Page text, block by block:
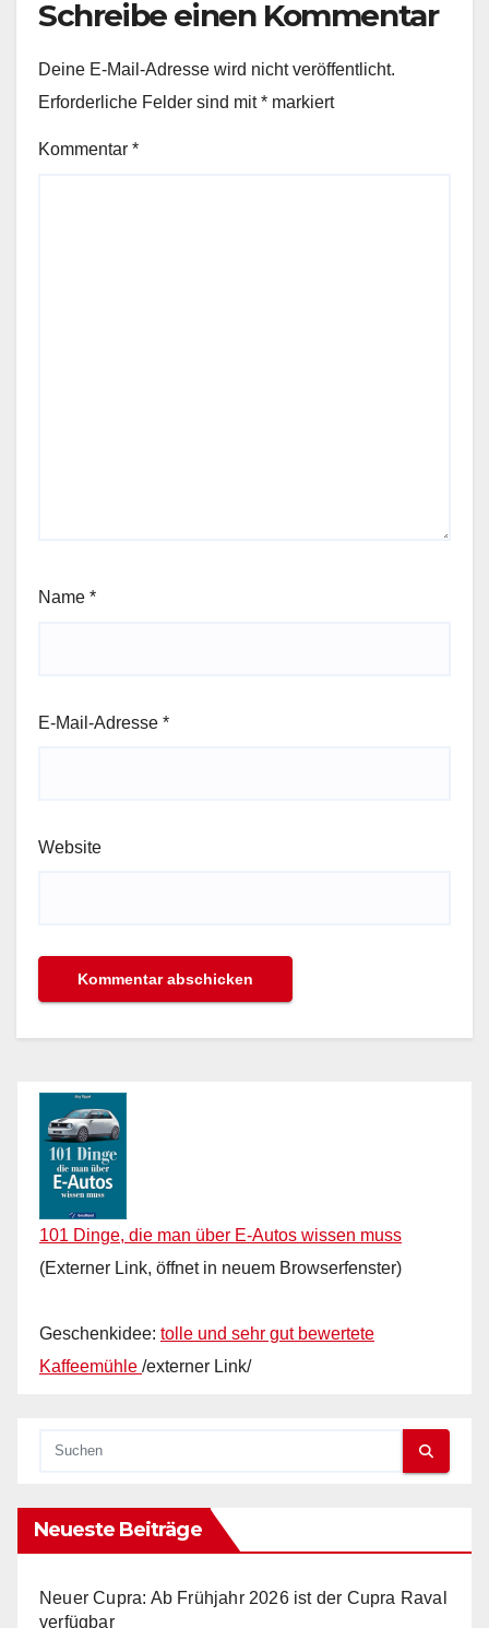
Schreibe einen Kommentar
Deine E-Mail-Adresse wird nicht veröffentlicht.
Erforderliche Felder sind mit* markiert
Kommentar *
Name *
E-Mail-Adresse *
Website
101 Dinge, die man über E-Autos wissen muss
(Externer Link, öffnet in neuem Browserfenster)
Geschenkidee: tolle und sehr gut bewertete
Kaffeemühle /externer Link/
Neueste Beiträge
Neuer Cupra: Ab Frühjahr 2026 ist der Cupra Raval
verfügbar